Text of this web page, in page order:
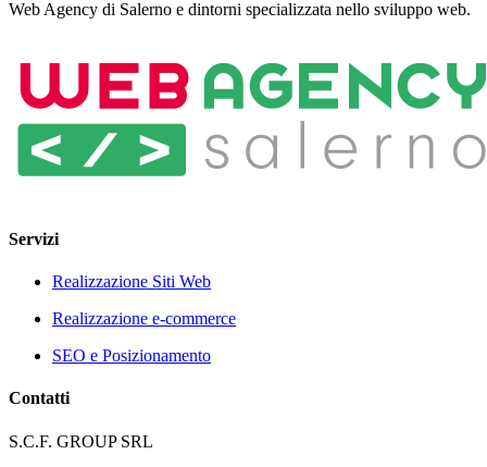
Web Agency di Salerno e dintorni specializzata nello sviluppo web.
Servizi
Realizzazione Siti Web
Realizzazione e-commerce
SEO e Posizionamento
Contatti
S.C.F. GROUP SRL